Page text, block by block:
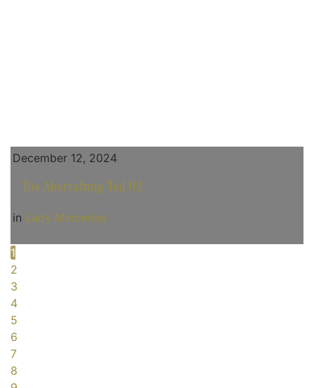
December 12, 2024
Die Abstrafung Teil 02
in Lady Mercedes
1
2
3
4
5
6
7
8